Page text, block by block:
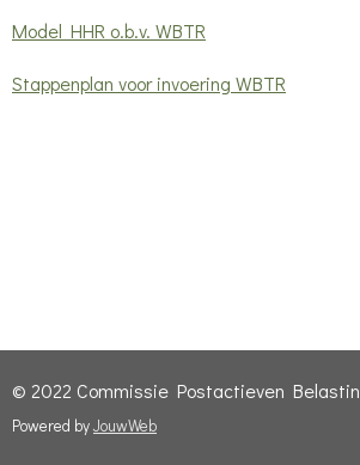
Model HHR o.b.v. WBTR
Stappenplan voor invoering WBTR
© 2022 Commissie Postactieven
Powered byJouwWeb